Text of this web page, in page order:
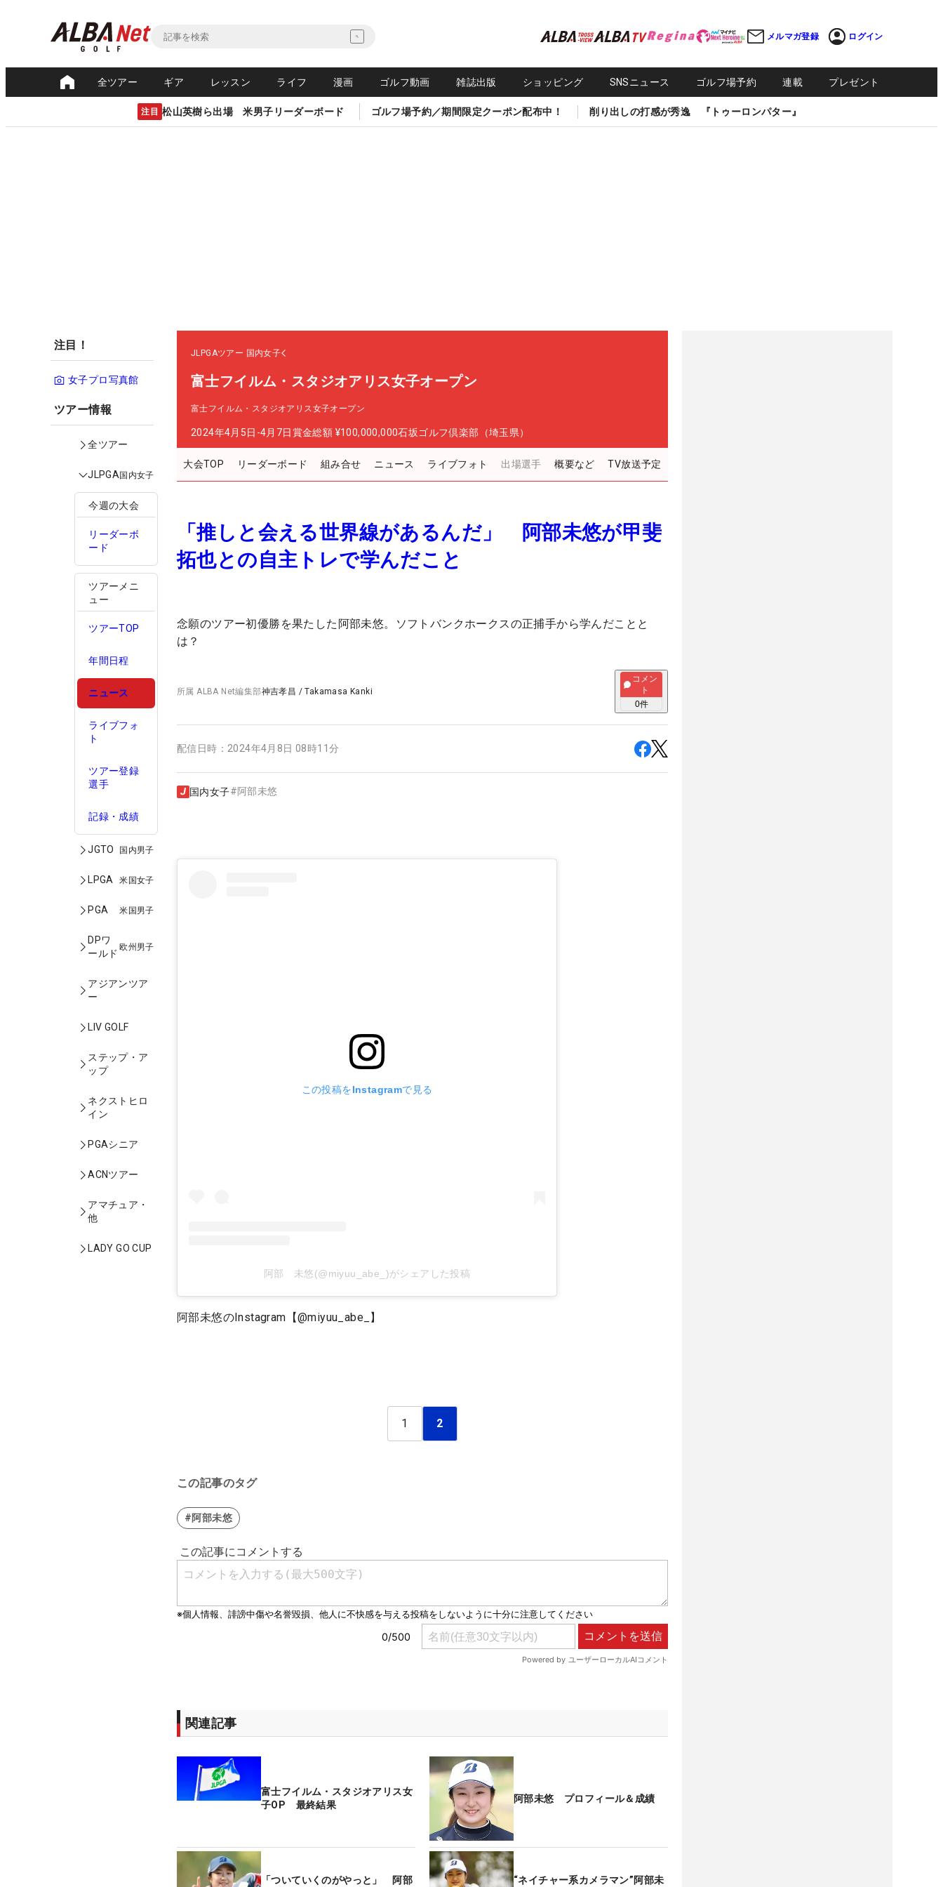
メルマガ登録 ログイン
全ツアー ギア レッスン ライフ 漫画 ゴルフ動画 雑誌出版 ショッピング SNSニュース ゴルフ場予約 連載 プレゼント
注目 松山英樹ら出場 米男子リーダーボード ゴルフ場予約／期間限定クーポン配布中！ 削り出しの打感が秀逸 『トゥーロンパター』
注目！
女子プロ写真館
ツアー情報
全ツアー
JLPGA国内女子
今週の大会
リーダーボ
ード
ツアーメニ
ュー
ツアーTOP
年間日程
ニュース
ライブフォ
ト
ツアー登録
選手
記録・成績
JGTO 国内男子
LPGA 米国女子
PGA 米国男子
DPワ
ールド
欧州男子
アジアンツア
ー
LIV GOLF
ステップ・ア
ップ
ネクストヒロ
イン
PGAシニア
ACNツアー
アマチュア・
他
LADY GO CUP
JLPGAツアー 国内女子
富士フイルム・スタジオアリス女子オープン
富士フイルム・スタジオアリス女子オープン
2024年4月5日-4月7日賞金総額 ¥100,000,000石坂ゴルフ倶楽部（埼玉県）
大会TOP リーダーボード 組み合せ ニュース ライブフォト 出場選手 概要など TV放送予定
「推しと会える世界線があるんだ」 阿部未悠が甲斐
拓也との自主トレで学んだこと
念願のツアー初優勝を果たした阿部未悠。ソフトバンクホークスの正捕手から学んだことと
は？
所属ALBA Net編集部神吉孝昌 /Takamasa Kanki
コメン
ト
0件
配信日時： 2024年4月8日 08時11分
国内女子#阿部未悠
この投稿をInstagramで見る
阿部 未悠(@miyuu_abe_)がシェアした投稿
阿部未悠のInstagram【@miyuu_abe_】
1 2
この記事のタグ
#阿部未悠
関連記事
富士フイルム・スタジオアリス女
子OP 最終結果
阿部未悠 プロフィール＆成績
「ついていくのがやっと」 阿部 “ネイチャー系カメラマン”阿部未